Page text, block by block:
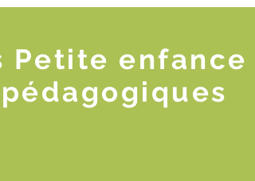
Petite enfance